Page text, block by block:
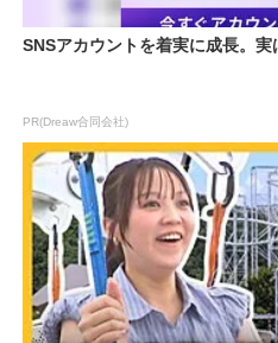
SNSアカウントを着実に成長。実
PR(Dreaw合同会社)